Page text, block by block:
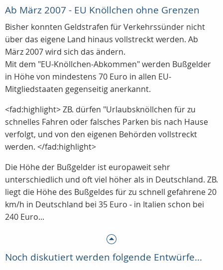
Ab März 2007 - EU Knöllchen ohne Grenzen
Bisher konnten Geldstrafen für Verkehrssünder nicht
über das eigene Land hinaus vollstreckt werden. Ab
März 2007 wird sich das ändern.
Mit dem "EU-Knöllchen-Abkommen" werden Bußgelder
in Höhe von mindestens 70 Euro in allen EU-
Mitgliedstaaten gegenseitig anerkannt.
<fad:highlight> ZB. dürfen "Urlaubsknöllchen für zu
schnelles Fahren oder falsches Parken bis nach Hause
verfolgt, und von den eigenen Behörden vollstreckt
werden. </fad:highlight>
Die Höhe der Bußgelder ist europaweit sehr
unterschiedlich und oft viel höher als in Deutschland. ZB.
liegt die Höhe des Bußgeldes für zu schnell gefahrene 20
km/h in Deutschland bei 35 Euro - in Italien schon bei
240 Euro...
Noch diskutiert werden folgende Entwürfe...